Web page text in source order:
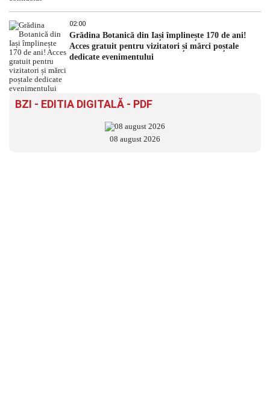
02:00
Grădina Botanică din Iași împlinește 170 de ani!
Acces gratuit pentru vizitatori și mărci poștale
dedicate evenimentului
BZI - EDITIA DIGITALĂ - PDF
08 august 2026